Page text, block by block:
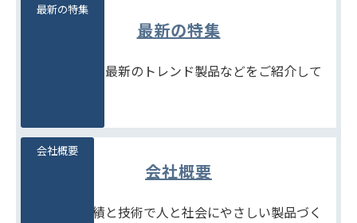
最新の特集
季節商品や、最新のトレンド製品などをご紹介して
最新の特集
会社概要
たしかな実績と技術で人と社会にやさしい製品づく
会社概要